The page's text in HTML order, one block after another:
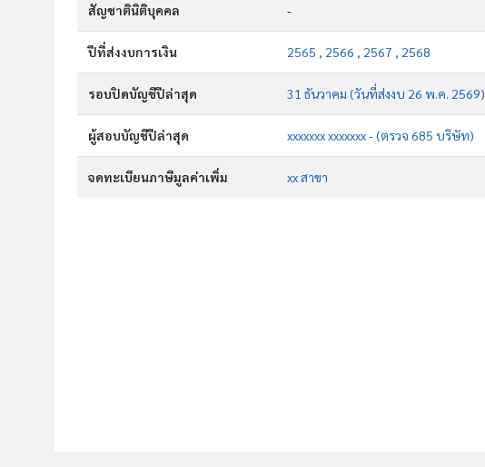
สัญชาตินิติบุคคล -
ปีที่ส่งงบการเงิน 2565 , 2566 , 2567 , 2568
รอบปิดบัญชีปีล่าสุด 31 ธันวาคม (วันที่ส่งงบ 26 พ.ค. 2569)
ผู้สอบบัญชีปีล่าสุด xxxxxxx xxxxxxx - (ตรวจ 685 บริษัท)
จดทะเบียนภาษีมูลค่าเพิ่ม xx สาขา